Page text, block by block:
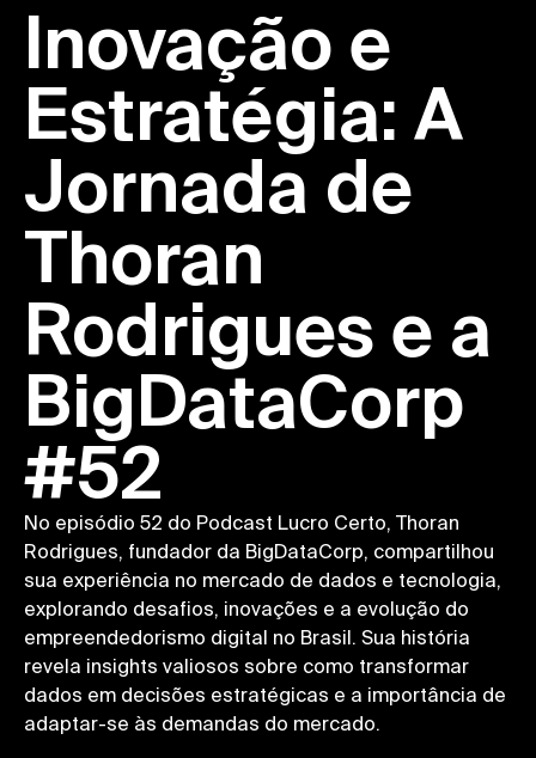
Inovação e
Estratégia: A
Jornada de
Thoran
Rodrigues e a
BigDataCorp
#52
No episódio 52 do Podcast Lucro Certo, Thoran
Rodrigues, fundador da BigDataCorp, compartilhou
sua experiência no mercado de dados e tecnologia,
explorando desafios, inovações e a evolução do
empreendedorismo digital no Brasil. Sua história
revela insights valiosos sobre como transformar
dados em decisões estratégicas e a importância de
adaptar-se às demandas do mercado.